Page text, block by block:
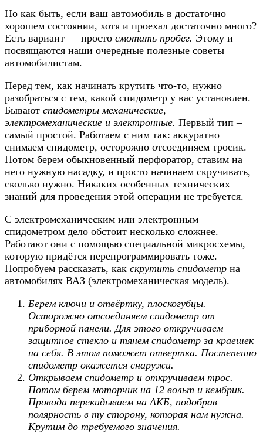
Но как быть, если ваш автомобиль в достаточно
хорошем состоянии, хотя и проехал достаточно много?
Есть вариант — просто смотать пробег. Этому и
посвящаются наши очередные полезные советы
автомобилистам.
Перед тем, как начинать крутить что-то, нужно
разобраться с тем, какой спидометр у вас установлен.
Бывают спидометры механические,
электромеханические и электронные. Первый тип –
самый простой. Работаем с ним так: аккуратно
снимаем спидометр, осторожно отсоединяем тросик.
Потом берем обыкновенный перфоратор, ставим на
него нужную насадку, и просто начинаем скручивать,
сколько нужно. Никаких особенных технических
знаний для проведения этой операции не требуется.
С электромеханическим или электронным
спидометром дело обстоит несколько сложнее.
Работают они с помощью специальной микросхемы,
которую придётся перепрограммировать тоже.
Попробуем рассказать, как скрутить спидометр на
автомобилях ВАЗ (электромеханическая модель).
Берем ключи и отвёртку, плоскогубцы.
Осторожно отсоединяем спидометр от
приборной панели. Для этого откручиваем
защитное стекло и тянем спидометр за краешек
на себя. В этом поможет отвертка. Постепенно
спидометр окажется снаружи.
Открываем спидометр и откручиваем трос.
Потом берем моторчик на 12 вольт и кембрик.
Провода перекидываем на АКБ, подобрав
полярность в ту сторону, которая нам нужна.
Крутим до требуемого значения.